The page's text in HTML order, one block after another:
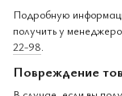
Подробную
получить у
22-98.
Повреждение